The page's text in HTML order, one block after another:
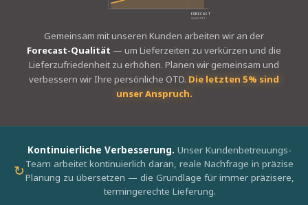
FORECAST
QUALITÄT
Gemeinsam mit unseren Kunden arbeiten wir an der
Forecast-Qualität — um Lieferzeiten zu verkürzen und die
Lieferzufriedenheit zu erhöhen. Planen wir gemeinsam und
verbessern wir Ihre persönliche OTD. Die letzten 5% sind
unser Anspruch.
↻
Kontinuierliche Verbesserung. Unser Kundenbetreuungs-
Team arbeitet kontinuierlich daran, reale Nachfrage in präzise
Planung zu übersetzen — die Grundlage für immer präzisere,
termingerechte Lieferung.